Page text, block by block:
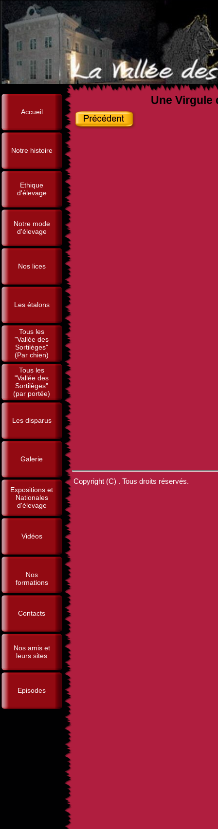
Accueil
Notre histoire
Ethique
d'élevage
Notre mode
d'élevage
Nos lices
Les étalons
Tous les
"Vallée des
Sortilèges"
(Par chien)
Tous les
"Vallée des
Sortilèges"
(par portée)
Les disparus
Galerie
Expositions et
Nationales
d'élevage
Vidéos
Nos
formations
Contacts
Nos amis et
leurs sites
Episodes
Une Virgule
Copyright (C) . Tous droits réservés.